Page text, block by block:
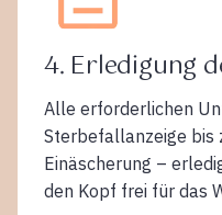
4. Erledigung
Alle erforderlichen
Sterbefallanzeige bis
Einäscherung –
den Kopf frei für das